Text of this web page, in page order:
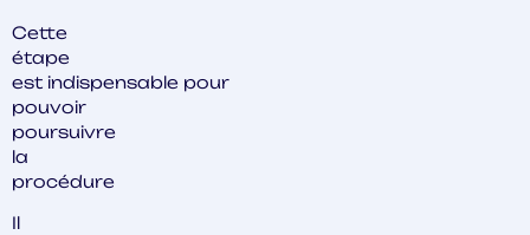
Cette
étape
est indispensable pour
pouvoir
poursuivre
la
procédure
Il